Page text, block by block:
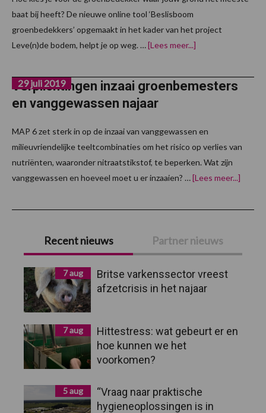
baat bij heeft? De nieuwe online tool ‘Beslisboom
groenbedekkers’ opgemaakt in het kader van het project
Leve(n)de bodem, helpt je op weg. …[Lees meer...]
beschikbaar
Verplichtingen inzaai groenbemesters
en vanggewassen najaar
29 juli 2019
MAP 6 zet sterk in op de inzaai van vanggewassen en
milieuvriendelijke teeltcombinaties om het risico op verlies van
nutriënten, waaronder nitraatstikstof, te beperken. Wat zijn
vanggewassen en hoeveel moet u er inzaaien? …[Lees meer...]
Primaire
Sidebar
Recent nieuws Partner nieuws
7 aug
Britse varkenssector vreest
afzetcrisis in het najaar
7 aug
Hittestress: wat gebeurt er en
hoe kunnen we het
voorkomen?
5 aug
“Vraag naar praktische
hygieneoplossingen is in